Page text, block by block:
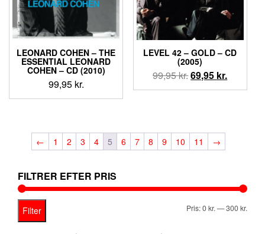
LEONARD COHEN – THE
ESSENTIAL LEONARD
COHEN – CD (2010)
99,95 kr.
LEVEL 42 ‎– GOLD – CD
(2005)
99,95kr.Den
oprindelige
69,95 kr.Den
aktuelle
← 1 2 3 4 5 6 7 8 9 10 11 →
FILTRER EFTER PRIS
Filter Pris:0 kr. —300 kr.